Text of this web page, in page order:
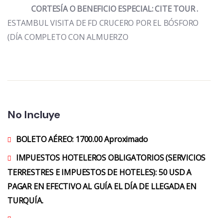
CORTESÍA O BENEFICIO ESPECIAL: CITE TOUR .
ESTAMBUL VISITA DE FD CRUCERO POR EL BÓSFORO
(DÍA COMPLETO CON ALMUERZO
No Incluye
BOLETO AÉREO: 1700.00 Aproximado
IMPUESTOS HOTELEROS OBLIGATORIOS (SERVICIOS
TERRESTRES E IMPUESTOS DE HOTELES): 50 USD A
PAGAR EN EFECTIVO AL GUÍA EL DÍA DE LLEGADA EN
TURQUÍA.